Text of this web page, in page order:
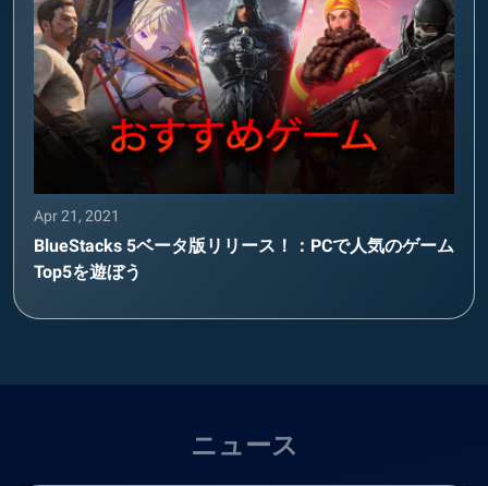
Apr 21, 2021
BlueStacks 5ベータ版リリース！：PCで人気のゲーム
Top5を遊ぼう
ニュース